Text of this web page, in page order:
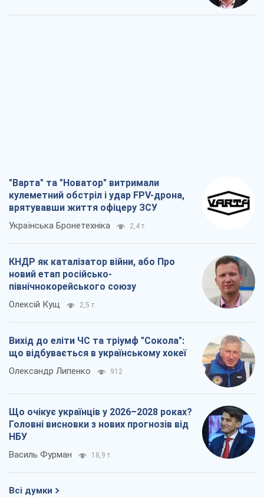
"Варта" та "Новатор" витримали
кулеметний обстріл і удар FPV-дрона,
врятувавши життя офіцеру ЗСУ
Українська Бронетехніка 2,4 т.
КНДР як каталізатор війни, або Про
новий етап російсько-
північнокорейського союзу
Олексій Кущ 2,5 т.
Вихід до еліти ЧС та тріумф "Сокола":
що відбувається в українському хокеї
Олександр Липенко 912
Що очікує українців у 2026–2028 роках?
Головні висновки з нових прогнозів від
НБУ
Василь Фурман 18,9 т.
Всі думки